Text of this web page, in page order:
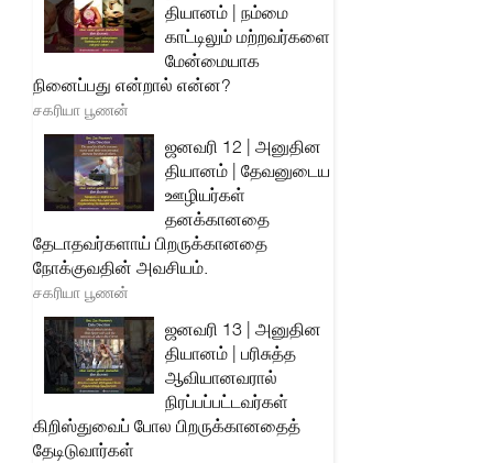
தியானம் | நம்மை
காட்டிலும் மற்றவர்களை
மேன்மையாக
நினைப்பது என்றால் என்ன?
சகரியா பூணன்
ஜனவரி 12 | அனுதின
தியானம் | தேவனுடைய
ஊழியர்கள்
தனக்கானதை
தேடாதவர்களாய் பிறருக்கானதை
நோக்குவதின் அவசியம்.
சகரியா பூணன்
ஜனவரி 13 | அனுதின
தியானம் | பரிசுத்த
ஆவியானவரால்
நிரப்பப்பட்டவர்கள்
கிறிஸ்துவைப் போல பிறருக்கானதைத்
தேடிடுவார்கள்